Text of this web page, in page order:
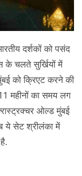
दर्शकों को पसंद
चलते सुर्खियों में
को क्रिएट करने की
महीनों का समय लग
ओल्ड मुंबई
ये सेट श्रीलंका में